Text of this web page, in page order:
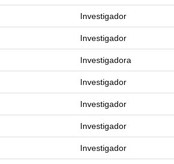
Investigador
Investigador
Investigadora
Investigador
Investigador
Investigador
Investigador